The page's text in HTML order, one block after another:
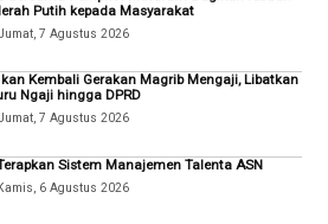
Putih kepada Masyarakat
7 Agustus 2026
Kembali Gerakan Magrib Mengaji, Libatkan
Ngaji hingga DPRD
7 Agustus 2026
Sistem Manajemen Talenta ASN
Kamis, 6 Agustus 2026